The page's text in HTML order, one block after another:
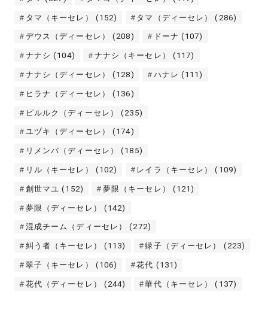
タマ（キーセレ） (152) タマ（ディーセレ） (286)
デウス（ディーセレ） (208) ドーナ (107)
ナナシ (104) ナナシ（キーセレ） (117)
ナナシ（ディーセレ） (128) ハナレ (111)
ヒラナ（ディーセレ） (136)
ピルルク（ディーセレ） (235)
ユヅキ（ディーセレ） (174)
リメンバ（ディーセレ） (185)
リル（キーセレ） (102) レイラ（キーセレ） (109)
創世マユ (152) 夢限（キーセレ） (121)
夢限（ディーセレ） (142)
混成チーム（ディーセレ） (272)
糾う者（キーセレ） (113) 緑子（ディーセレ） (223)
翠子（キーセレ） (106) 花代 (131)
花代（ディーセレ） (244) 華代（キーセレ） (137)